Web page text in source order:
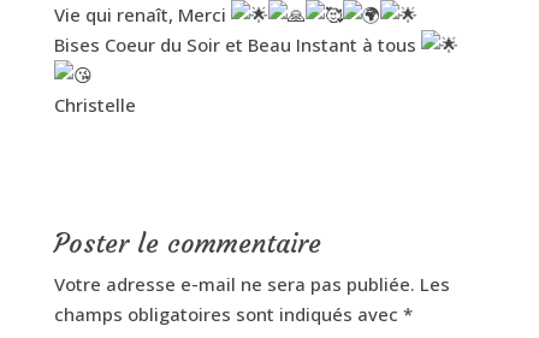
Vie qui renaît, Merci
Bises Coeur du Soir et Beau Instant à tous
Christelle
Poster le commentaire
Votre adresse e-mail ne sera pas publiée. Les
champs obligatoires sont indiqués avec *